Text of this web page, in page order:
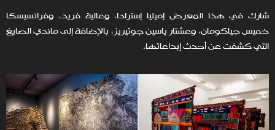
شارك في هذا المعرض إميليا إسترادا، وعالية فريد، وفرانسيسكا
خميس جياكومان، وعشتار ياسين جوتيريز، بالإضافة إلى ماندي الصايغ
التي كشفت عن أحدث إبداعاتها.